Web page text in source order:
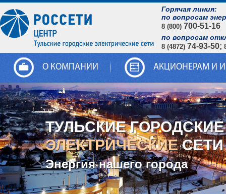
Горячая линия:
по вопросам
8 (800) 700-51-16
по вопросам
8 (4872) 74-93-50;
О КОМПАНИИ АКЦИОНЕРАМ И
ТУЛЬСКИЕ ГОРОДСКИЕ
ЭЛЕКТРИЧЕСКИЕСЕТИ
Энергия нашего города